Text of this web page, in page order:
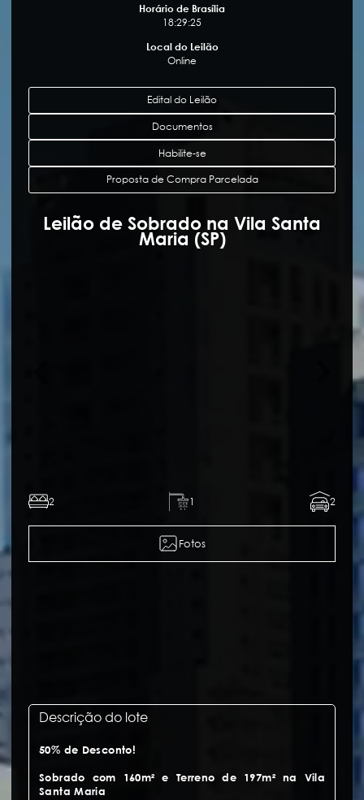
Horário de Brasília
18:29:26
Local do Leilão
Online
Edital do Leilão
Documentos
Habilite-se
Proposta de Compra Parcelada
Leilão de Sobrado na Vila Santa
Maria (SP)
2 1 2
Fotos
Descrição do lote
50% de Desconto!
Sobrado com 160m² e Terreno de 197m² na Vila
Santa Maria